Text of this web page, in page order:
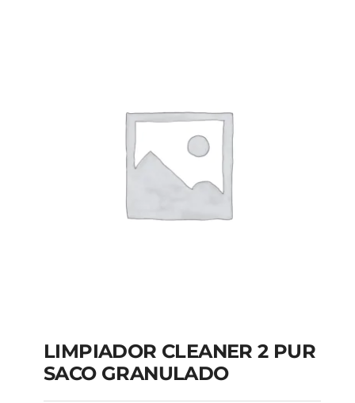
LIMPIADOR CLEANER 2 PUR
SACO GRANULADO